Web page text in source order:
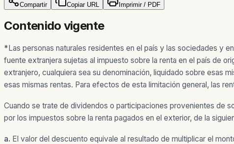
Compartir Copiar URL Imprimir / PDF
Contenido vigente
*Las personas naturales residentes en el país y las sociedades y
fuente extranjera sujetas al impuesto sobre la renta en el país de
extranjero, cualquiera sea su denominación, liquidado sobre esas
esas mismas rentas. Para efectos de esta limitación general, las
Cuando se trate de dividendos o participaciones provenientes de
por los impuestos sobre la renta pagados en el exterior, de la
a. El valor del descuento equivale al resultado de multiplicar el